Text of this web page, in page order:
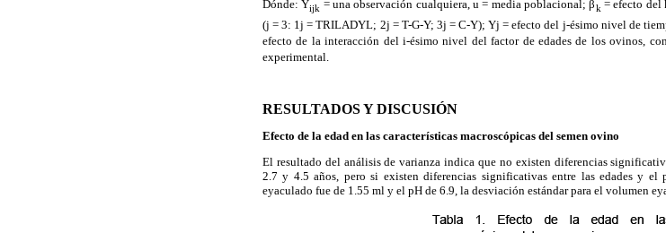
Dónde: Yijk = una observación cualquiera, u = media poblacional; βk = efecto del
(j = 3: 1j = TRILADYL; 2j = T-G-Y; 3j = C-Y); Yj = efecto del j-ésimo nivel de
efecto de la interacción del i-ésimo nivel del factor de edades de los ovinos,
experimental.
RESULTADOS Y DISCUSIÓN
Efecto de la edad en las características macroscópicas del semen ovino
El resultado del análisis de varianza indica que no existen diferencias
2.7 y 4.5 años, pero si existen diferencias significativas entre las edades y
eyaculado fue de 1.55 ml y el pH de 6.9, la desviación estándar para el volumen